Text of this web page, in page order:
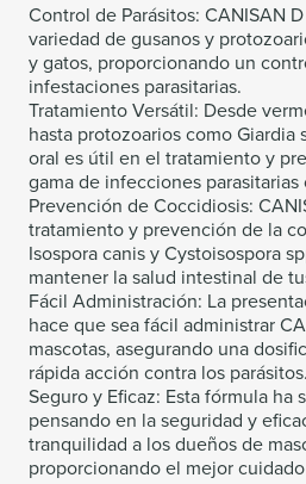
Control de Parásitos: CANISAN
variedad de gusanos y
y gatos, proporcionando un
infestaciones parasitarias.
Tratamiento Versátil: Desde
hasta protozoarios como Giardia
oral es útil en el tratamiento y
gama de infecciones parasitarias
Prevención de Coccidiosis:
tratamiento y prevención de la
Isospora canis y Cystoisospora
mantener la salud intestinal de
Fácil Administración: La
hace que sea fácil administrar
mascotas, asegurando una
rápida acción contra los parásitos.
Seguro y Eficaz: Esta fórmula ha
pensando en la seguridad y
tranquilidad a los dueños de
proporcionando el mejor